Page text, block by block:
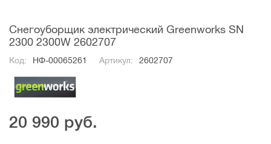
Снегоуборщик электрический Greenworks SN
2300 2300W 2602707
Код: НФ-00065261 Артикул: 2602707
20 990 руб.